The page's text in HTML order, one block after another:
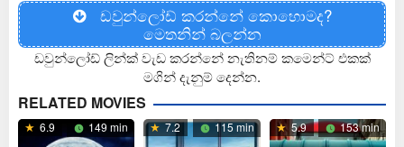
ඩවුන්ලෝඩ් කරන්නේ කොහොමද?
මෙතනින් බලන්න
ඩවුන්ලෝඩ් ලින්ක් වැඩ කරන්නේ නැතිනම් කමෙන්ට් එකක්
මගින් දැනුම් දෙන්න.
RELATED MOVIES
6.9 149 min 7.2 115 min 5.9 153 min